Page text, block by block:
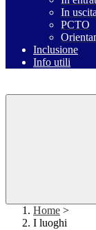
In uscita
PCTO
Inclusione
Info utili
Home >
I luoghi